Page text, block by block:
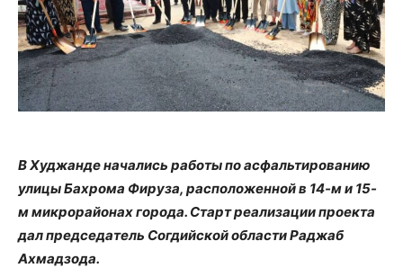
В Худжанде начались работы по асфальтированию
улицы Бахрома Фируза, расположенной в 14-м и 15-
м микрорайонах города. Старт реализации проекта
дал председатель Согдийской области Раджаб
Ахмадзода.